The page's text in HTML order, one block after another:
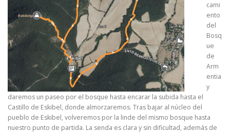
cami
ento
del
Bosq
ue
de
Arm
entia
y
daremos un paseo por el bosque hasta encarar la subida hasta el
Castillo de Eskibel, donde almorzaremos. Tras bajar al núcleo del
pueblo de Eskibel, volveremos por la linde del mismo bosque hasta
nuestro punto de partida. La senda es clara y sin dificultad, además de